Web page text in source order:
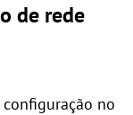
de rede
no